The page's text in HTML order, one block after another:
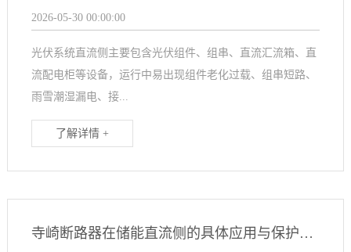
2026-05-30 00:00:00
光伏系统直流侧主要包含光伏组件、组串、直流汇流箱、直
流配电柜等设备，运行中易出现组件老化过载、组串短路、
雨雪潮湿漏电、接...
了解详情 +
寺崎断路器在储能直流侧的具体应用与保护优势